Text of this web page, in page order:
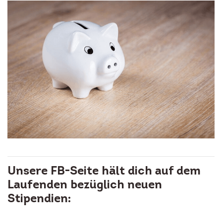
Unsere FB-Seite hält dich auf dem
Laufenden bezüglich neuen
Stipendien: